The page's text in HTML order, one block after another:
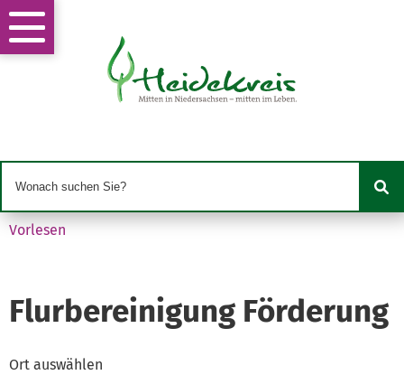
Vorlesen
Flurbereinigung Förderung
Ort auswählen